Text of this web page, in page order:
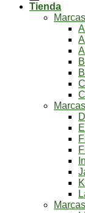
Tienda
Marcas
Marcas
Marcas